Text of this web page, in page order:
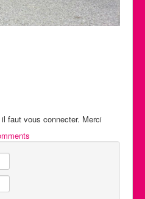
faut vous connecter. Merci